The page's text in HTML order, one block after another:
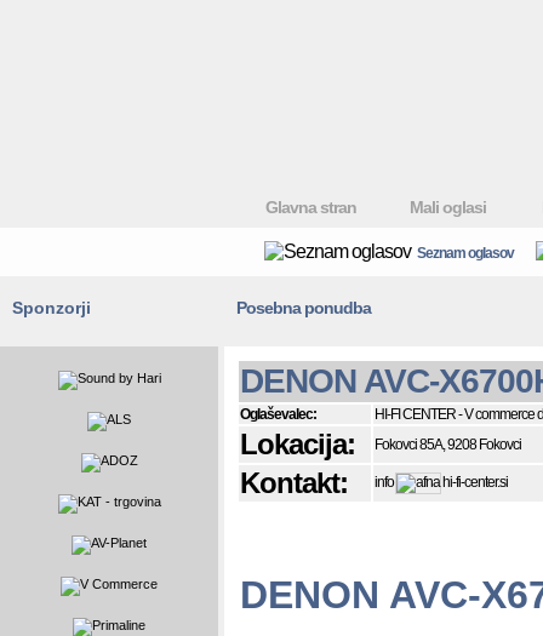
Glavna stran Mali oglasi
Seznam oglasov
Sponzorji Posebna ponudba
DENON AVC-
Oglaševalec: HI-FI CENTER - V commerce
Lokacija: Fokovci 85A, 9208 Fokovci
Kontakt: info hi-fi-center.si
DENON AVC-